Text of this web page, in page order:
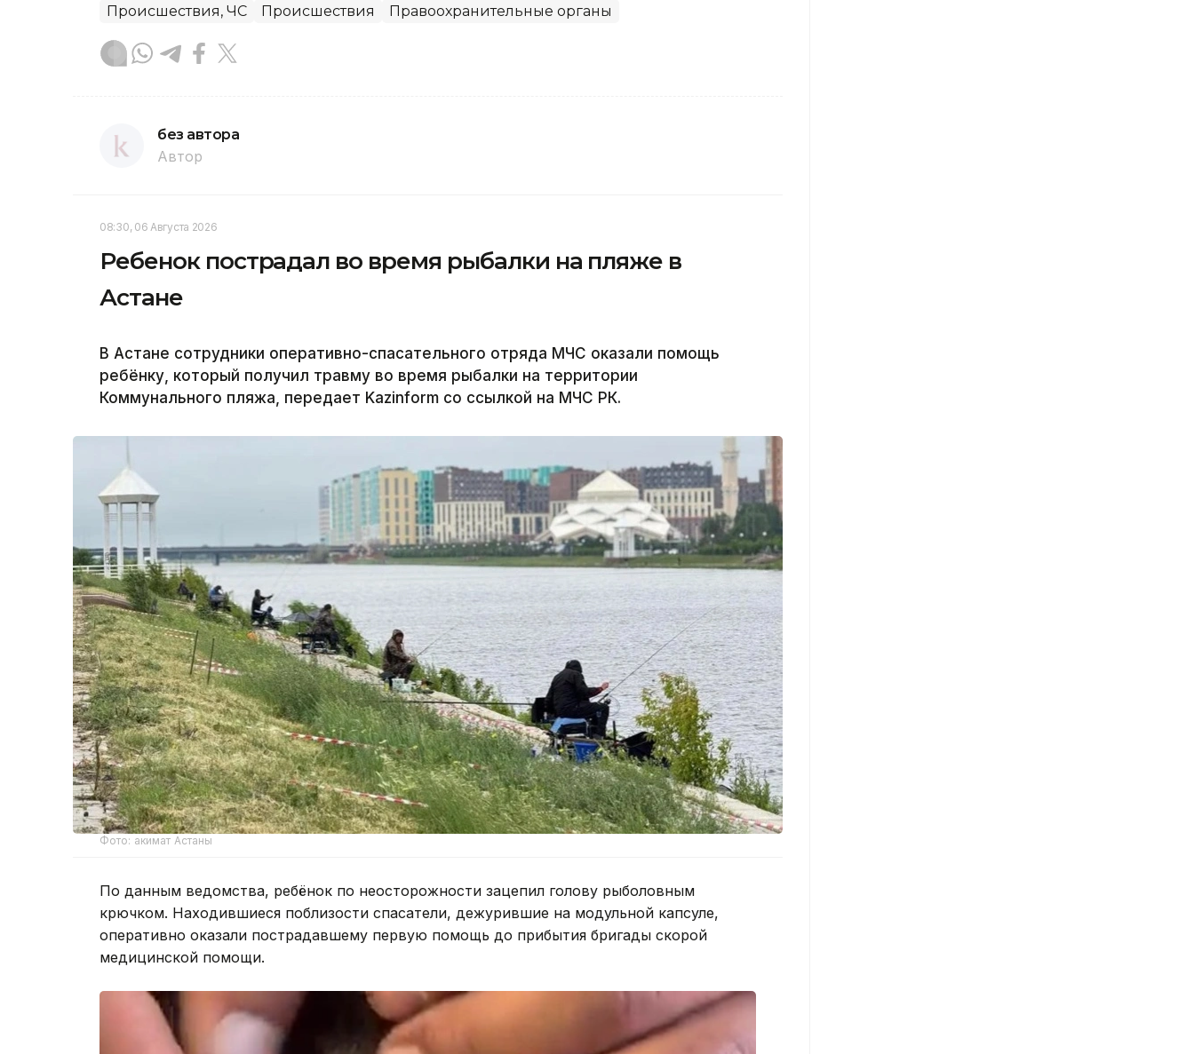
Происшествия, ЧС Происшествия Правоохранительные органы
без автора
Автор
08:30, 06 Августа 2026
Ребенок пострадал во время рыбалки на пляже в
Астане
В Астане сотрудники оперативно-спасательного отряда МЧС оказали помощь
ребёнку, который получил травму во время рыбалки на территории
Коммунального пляжа, передает Kazinform со ссылкой на МЧС РК.
Фото: акимат Астаны
По данным ведомства, ребёнок по неосторожности зацепил голову рыболовным
крючком. Находившиеся поблизости спасатели, дежурившие на модульной капсуле,
оперативно оказали пострадавшему первую помощь до прибытия бригады скорой
медицинской помощи.